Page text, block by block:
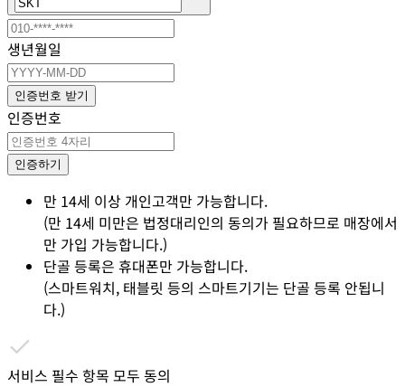
생년월일
인증번호 받기
인증번호
인증하기
만 14세 이상 개인고객만 가능합니다.
(만 14세 미만은 법정대리인의 동의가 필요하므로 매장에서
만 가입 가능합니다.)
단골 등록은 휴대폰만 가능합니다.
(스마트워치, 태블릿 등의 스마트기기는 단골 등록 안됩니
다.)
서비스 필수 항목 모두 동의